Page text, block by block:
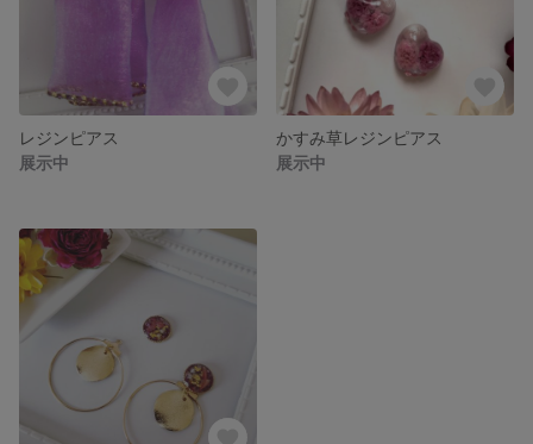
レジンピアス
展示中
かすみ草レジンピアス
展示中